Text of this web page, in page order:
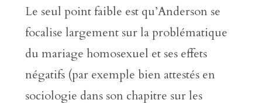
Le seul point faible est qu’Anderson se
focalise largement sur la problématique
du mariage homosexuel et ses effets
négatifs (par exemple bien attestés en
sociologie dans son chapitre sur les